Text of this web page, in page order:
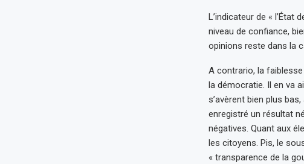
L’indicateur de «
niveau de confiance,
opinions reste dans la
A contrario, la
la démocratie. Il en va
s’avèrent bien plus
enregistré un résultat
négatives. Quant aux
les citoyens. Pis, le
« transparence de la